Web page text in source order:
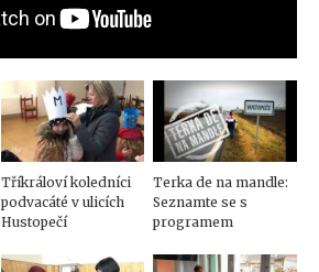
Tříkráloví koledníci
podvacáté v ulicích
Hustopečí
Terka de na mandle:
Seznamte se s
programem